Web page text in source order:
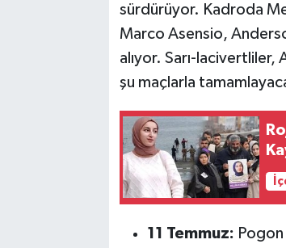
sürdürüyor. Kadroda
Marco Asensio,
alıyor. Sarı-lacivertliler,
şu maçlarla
11 Temmuz: